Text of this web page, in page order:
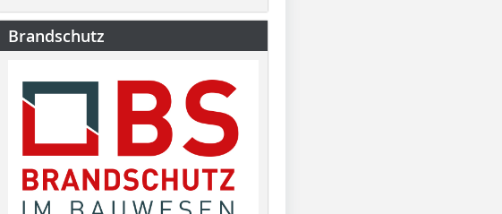
Brandschutz